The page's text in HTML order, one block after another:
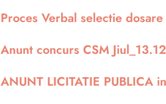
Proces Verbal selectie
Anunt concurs CSM
ANUNT LICITATIE PUBLICA